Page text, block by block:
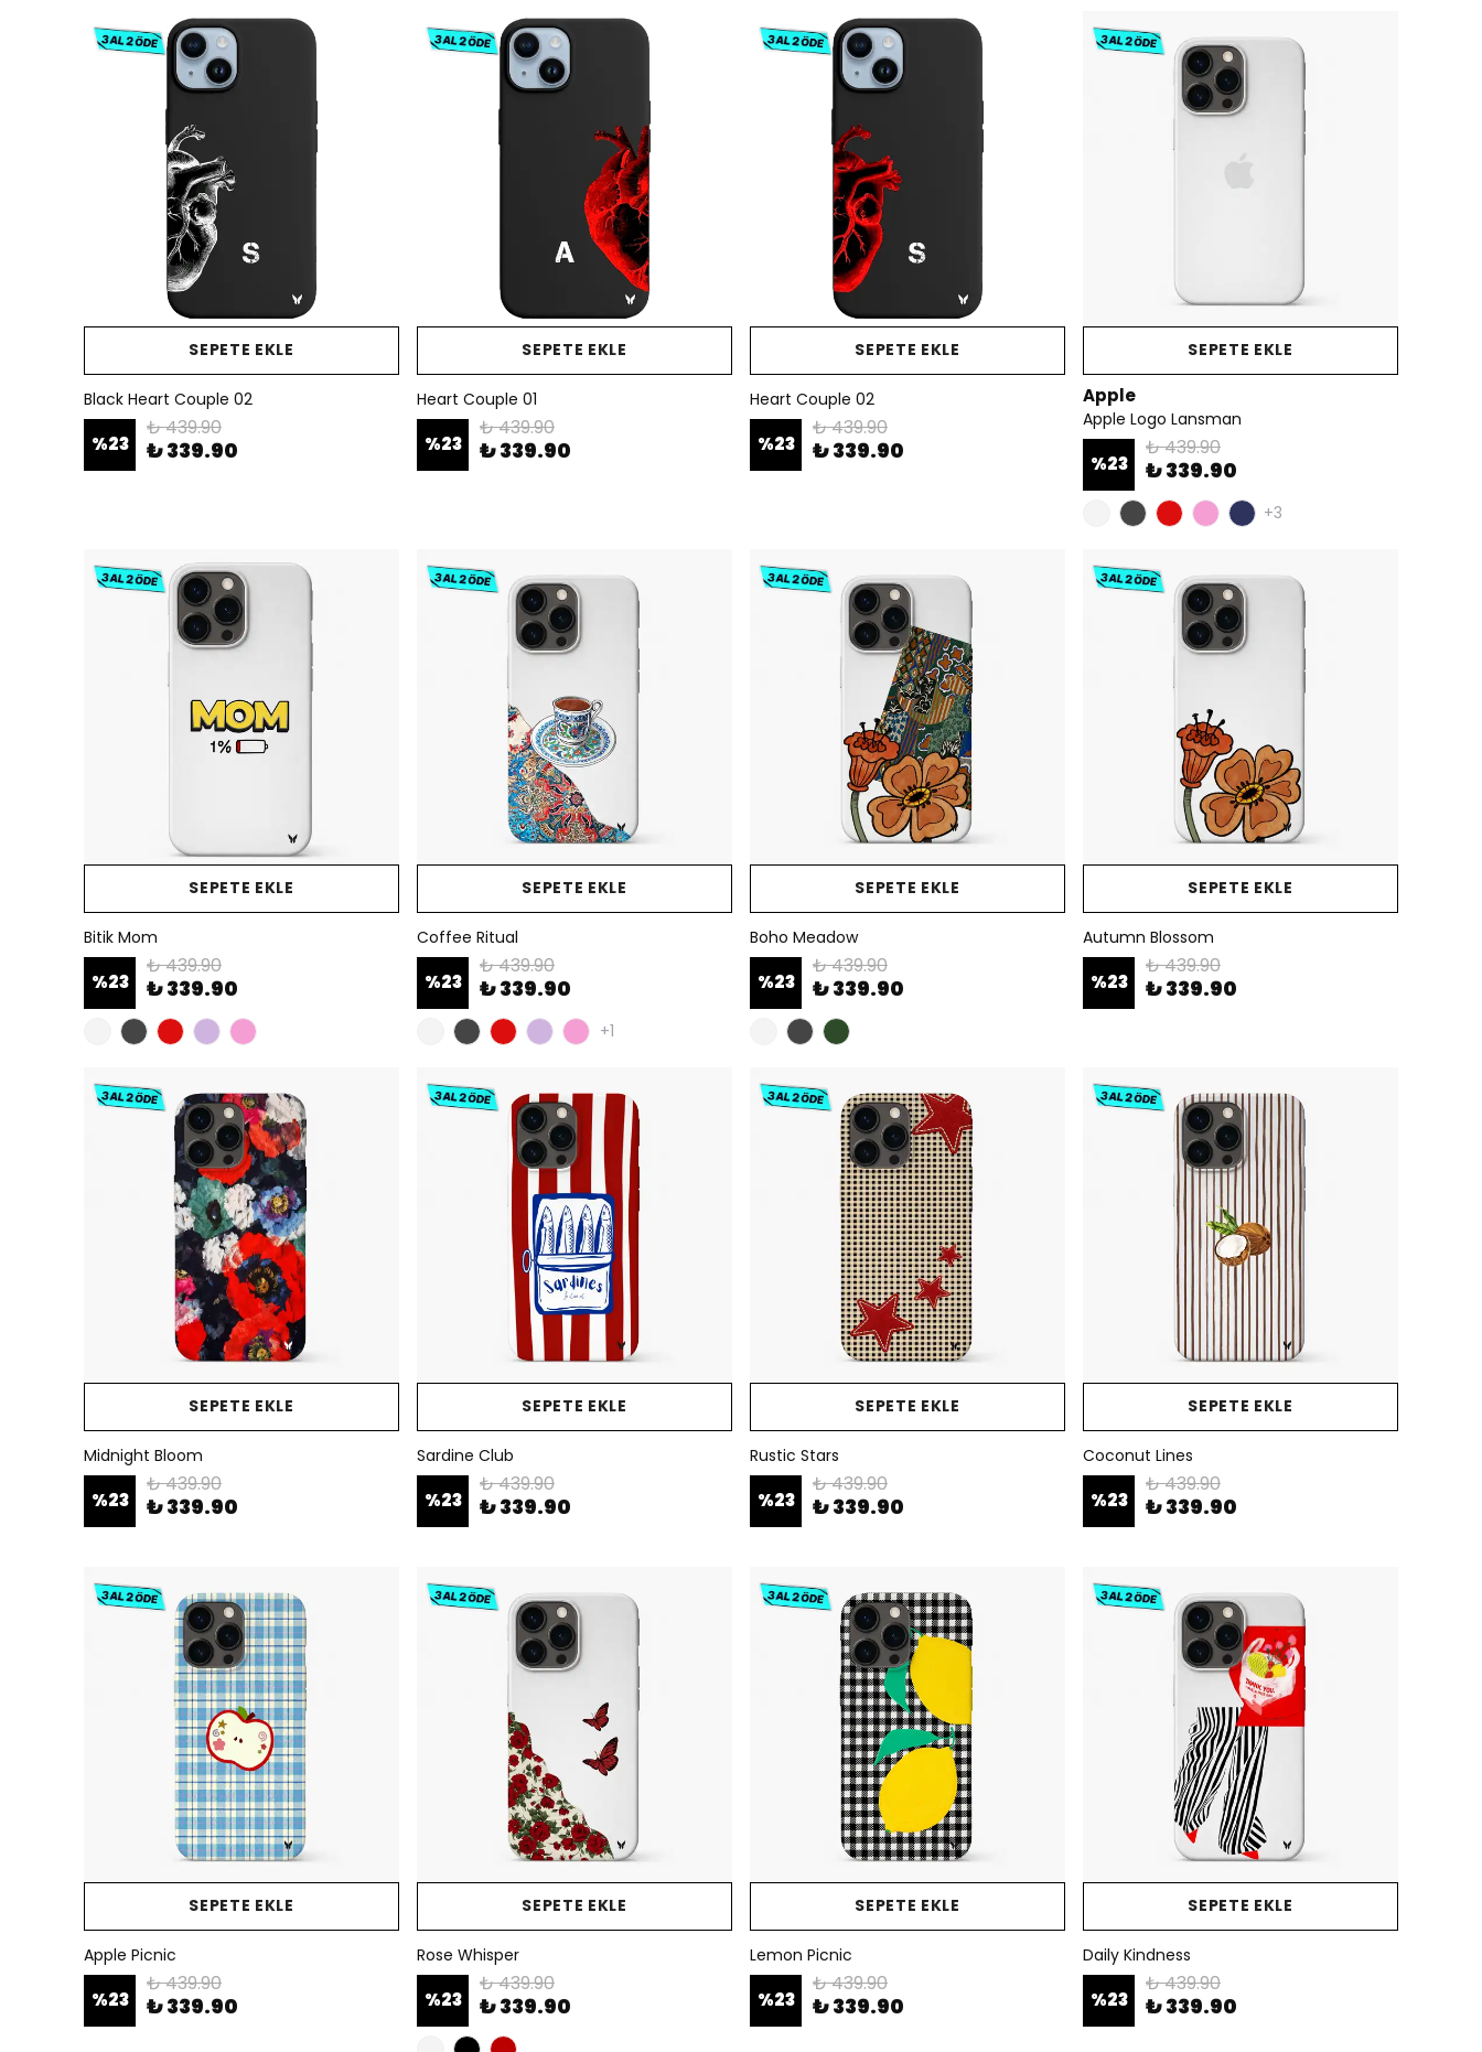
SEPETE EKLE
Black Heart Couple 02
%23
₺ 439.90
₺ 339.90
SEPETE EKLE
Heart Couple 01
%23
₺ 439.90
₺ 339.90
SEPETE EKLE
Heart Couple 02
%23
₺ 439.90
₺ 339.90
SEPETE EKLE
Apple
Apple Logo Lansman
%23
₺ 439.90
₺ 339.90
+3
SEPETE EKLE
Bitik Mom
%23
₺ 439.90
₺ 339.90
SEPETE EKLE
Coffee Ritual
%23
₺ 439.90
₺ 339.90
+1
SEPETE EKLE
Boho Meadow
%23
₺ 439.90
₺ 339.90
SEPETE EKLE
Autumn Blossom
%23
₺ 439.90
₺ 339.90
SEPETE EKLE
Midnight Bloom
%23
₺ 439.90
₺ 339.90
SEPETE EKLE
Sardine Club
%23
₺ 439.90
₺ 339.90
SEPETE EKLE
Rustic Stars
%23
₺ 439.90
₺ 339.90
SEPETE EKLE
Coconut Lines
%23
₺ 439.90
₺ 339.90
SEPETE EKLE
Apple Picnic
%23
₺ 439.90
₺ 339.90
SEPETE EKLE
Rose Whisper
%23
₺ 439.90
₺ 339.90
SEPETE EKLE
Lemon Picnic
%23
₺ 439.90
₺ 339.90
SEPETE EKLE
Daily Kindness
%23
₺ 439.90
₺ 339.90